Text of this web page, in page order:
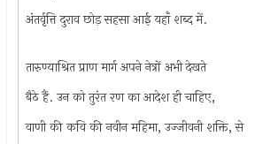
अंतर्वृत्ति दुराव छोड़ सहसा आई यहाँ शब्द में.
तारुण्याश्रित प्राण मार्ग अपने नेत्रों अभी देखते
बैठे हैं. उन को तुरंत रण का आदेश ही चाहिए,
वाणी की कवि की नवीन महिमा, उज्जीवनी शक्ति, से